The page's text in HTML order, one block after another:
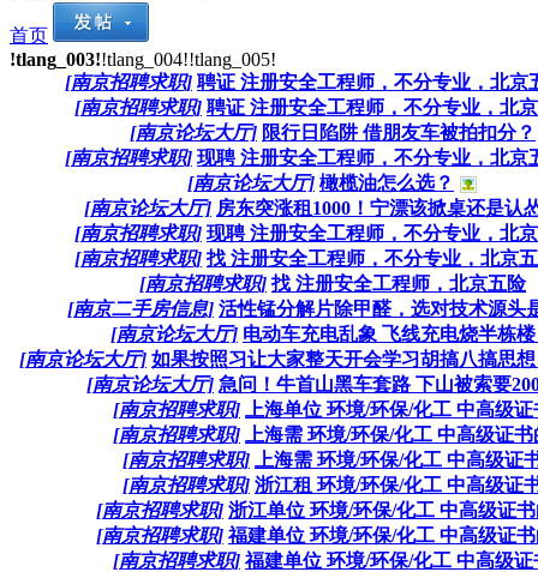
首页
!tlang_003!!tlang_004!!tlang_005!
[南京招聘求职] 聘证 注册安全工程师，不分专业，北京
[南京招聘求职] 聘证 注册安全工程师，不分专业，北
[南京论坛大厅] 限行日陷阱 借朋友车被拍扣分？
[南京招聘求职] 现聘 注册安全工程师，不分专业，北京
[南京论坛大厅] 橄榄油怎么选？
[南京论坛大厅] 房东突涨租1000！宁漂该掀桌还是认
[南京招聘求职] 现聘 注册安全工程师，不分专业，北
[南京招聘求职] 找 注册安全工程师，不分专业，北京
[南京招聘求职] 找 注册安全工程师，北京五险
[南京二手房信息] 活性锰分解片除甲醛，选对技术源头
[南京论坛大厅] 电动车充电乱象 飞线充电烧半栋
[南京论坛大厅] 如果按照习让大家整天开会学习胡搞八搞思
[南京论坛大厅] 急问！牛首山黑车套路 下山被索要
[南京招聘求职]
上海单位 环境/环保/化工 中高级证
[南京招聘求职]
上海需 环境/环保/化工 中高级证书
[南京招聘求职]
上海需 环境/环保/化工 中高级证
[南京招聘求职] 浙江租 环境/环保/化工 中高级证
[南京招聘求职] 浙江单位 环境/环保/化工 中高级证
[南京招聘求职] 福建单位 环境/环保/化工 中高级证
[南京招聘求职] 福建单位 环境/环保/化工 中高级证